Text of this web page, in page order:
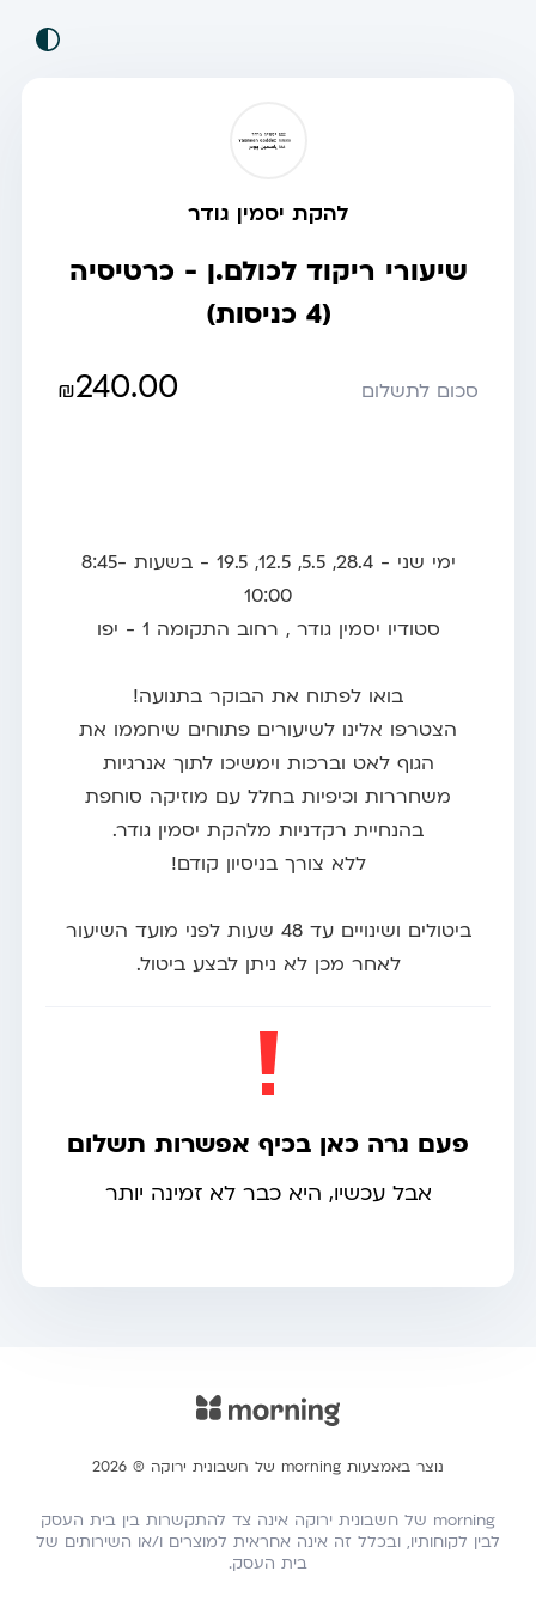
להקת יסמין גודר
שיעורי ריקוד לכולם.ן - כרטיסיה
(4 כניסות)
סכום לתשלום ₪240.00
ימי שני - 28.4, 5.5, 12.5, 19.5 - בשעות 8:45-
10:00
סטודיו יסמין גודר , רחוב התקומה 1 - יפו
בואו לפתוח את הבוקר בתנועה!
הצטרפו אלינו לשיעורים פתוחים שיחממו את
הגוף לאט וברכות וימשיכו לתוך אנרגיות
משחררות וכיפיות בחלל עם מוזיקה סוחפת
בהנחיית רקדניות מלהקת יסמין גודר.
ללא צורך בניסיון קודם!
ביטולים ושינויים עד 48 שעות לפני מועד השיעור
לאחר מכן לא ניתן לבצע ביטול.
פעם גרה כאן בכיף אפשרות תשלום
אבל עכשיו, היא כבר לא זמינה יותר
נוצר באמצעות morning של חשבונית ירוקה ® 2026
morning של חשבונית ירוקה אינה צד להתקשרות בין בית העסק
לבין לקוחותיו, ובכלל זה אינה אחראית למוצרים ו/או השירותים של
בית העסק.